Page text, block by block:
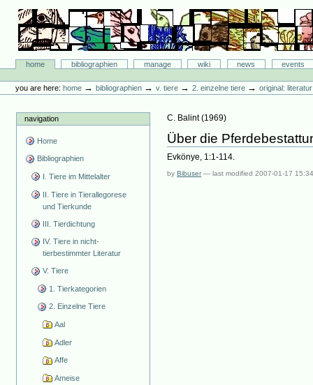
content.
navigation
Bibliographie-Portal
Sectionshome bibliographien manage wiki news
events
tools
you are here: home →bibliographien →v. tiere →2. einzelne tiere →original:
navigation
Home
Bibliographien
I. Tiere im Mittelalter
II. Tiere in Tierallegorese
und Tierkunde
III. Tierdichtung
IV. Tiere in nicht-
tierbestimmter Literatur
V. Tiere
1. Tierkategorien
2. Einzelne Tiere
Aal
Adler
Affe
Ameise
C. Balint(1969)
Über die
Evkönye, 1:1-114.
byBibuser —last modified2007-01-17